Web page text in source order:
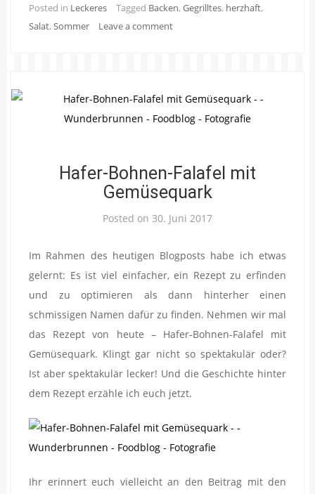
Posted in Leckeres Tagged Backen, Gegrilltes, herzhaft,
Salat, Sommer Leave a comment
Hafer-Bohnen-Falafel mit
Gemüsequark
Posted on 30. Juni 2017
Im Rahmen des heutigen Blogposts habe ich etwas
gelernt: Es ist viel einfacher, ein Rezept zu erfinden
und zu optimieren als dann hinterher einen
schmissigen Namen dafür zu finden. Nehmen wir mal
das Rezept von heute – Hafer-Bohnen-Falafel mit
Gemüsequark. Klingt gar nicht so spektakulär oder?
Ist aber spektakulär lecker! Und die Geschichte hinter
dem Rezept erzähle ich euch jetzt.
Ihr erinnert euch vielleicht an den Beitrag mit den